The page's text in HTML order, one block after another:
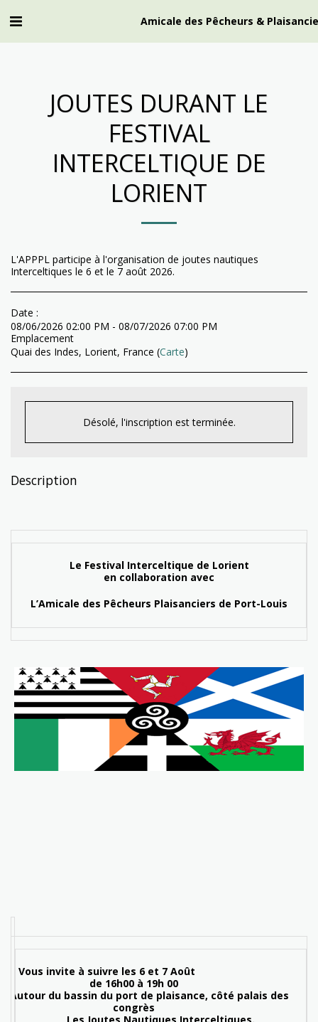
Amicale des Pêcheurs &
JOUTES DURANT LE
FESTIVAL
INTERCELTIQUE DE
LORIENT
L'APPPL participe à l'organisation de joutes nautiques
Interceltiques le 6 et le 7 août 2026.
Date :
08/06/2026 02:00 PM - 08/07/2026 07:00 PM
Emplacement
Quai des Indes, Lorient, France (Carte)
Désolé, l'inscription est terminée.
Description
Le Festival Interceltique de Lorient
en collaboration avec
L’Amicale des Pêcheurs Plaisanciers de Port-Louis
Vous invite à suivre les 6 et 7 Août
de 16h00 à 19h 00
du bassin du port de plaisance, côté palais des
congrès